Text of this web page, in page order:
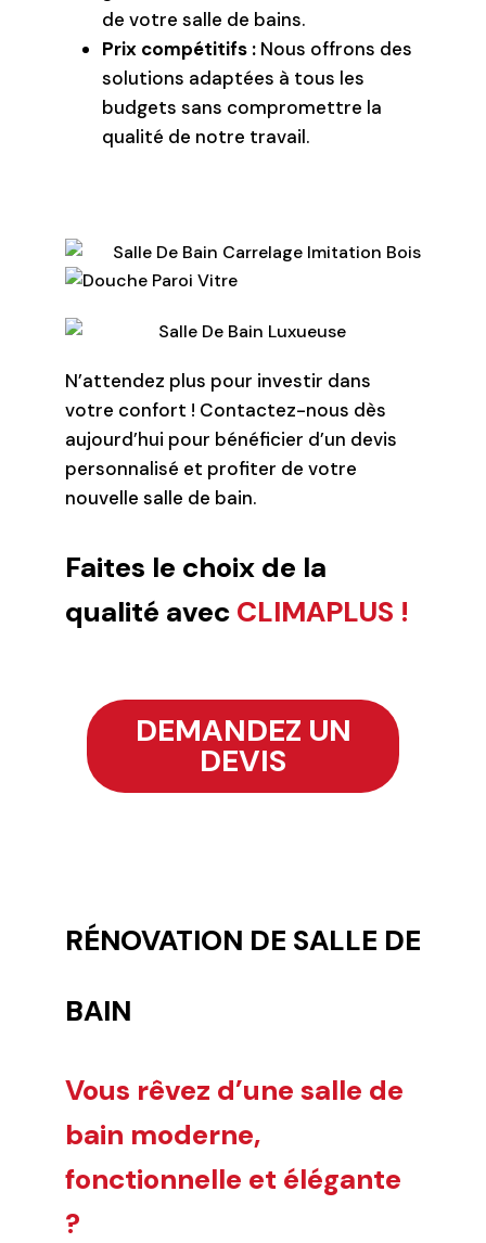
de votre salle de bains.
Prix compétitifs : Nous offrons des
solutions adaptées à tous les
budgets sans compromettre la
qualité de notre travail.
N’attendez plus pour investir dans
votre confort ! Contactez-nous dès
aujourd’hui pour bénéficier d’un devis
personnalisé et profiter de votre
nouvelle salle de bain.
Faites le choix de la
qualité avec CLIMAPLUS !
DEMANDEZ UN
DEVIS
RÉNOVATION DE SALLE DE
BAIN
Vous rêvez d’une salle de
bain moderne,
fonctionnelle et élégante
?